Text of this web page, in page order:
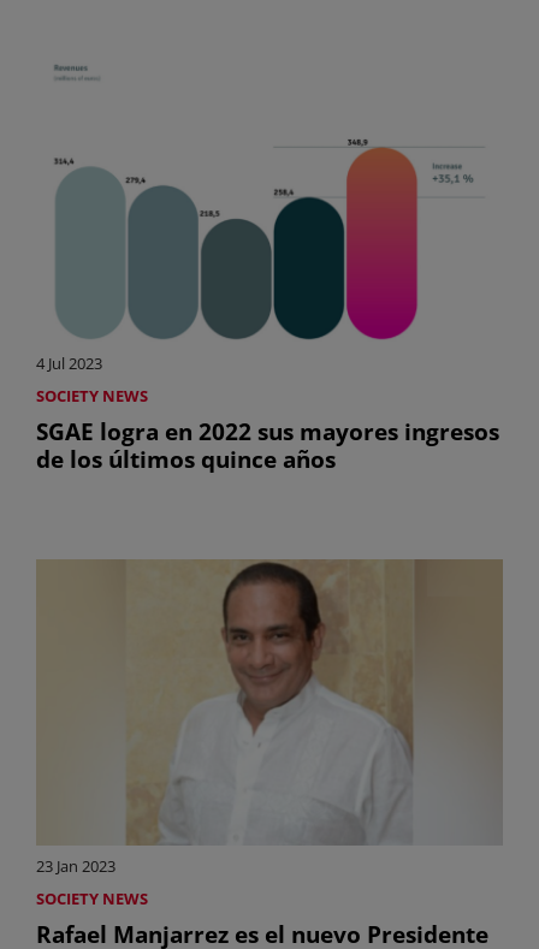
4 Jul 2023
SOCIETY NEWS
SGAE logra en 2022 sus mayores ingresos
de los últimos quince años
23 Jan 2023
SOCIETY NEWS
Rafael Manjarrez es el nuevo Presidente